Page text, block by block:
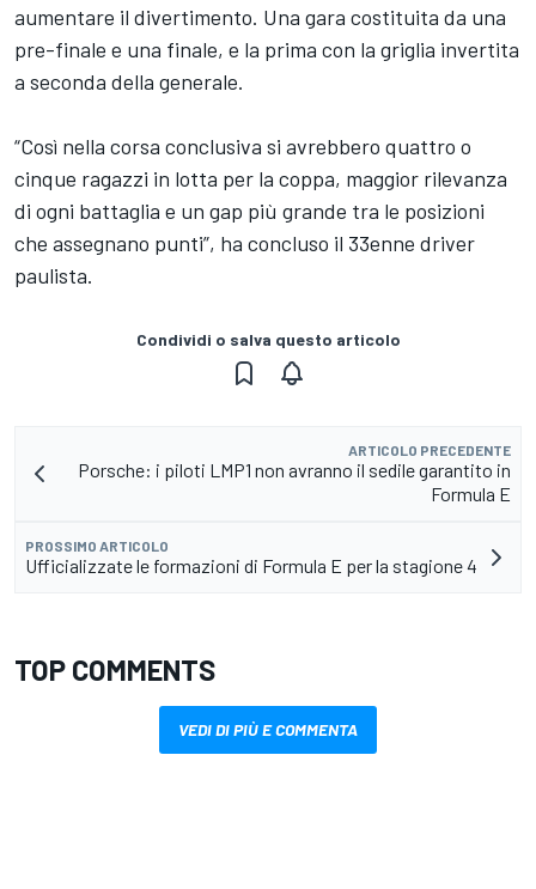
aumentare il divertimento. Una gara costituita da una
pre-finale e una finale, e la prima con la griglia invertita
a seconda della generale.
“Così nella corsa conclusiva si avrebbero quattro o
cinque ragazzi in lotta per la coppa, maggior rilevanza
di ogni battaglia e un gap più grande tra le posizioni
che assegnano punti”, ha concluso il 33enne driver
paulista.
Condividi o salva questo articolo
ARTICOLO PRECEDENTE
Porsche: i piloti LMP1 non avranno il sedile garantito in
Formula E
PROSSIMO ARTICOLO
Ufficializzate le formazioni di Formula E per la stagione 4
TOP COMMENTS
VEDI DI PIÙ E COMMENTA